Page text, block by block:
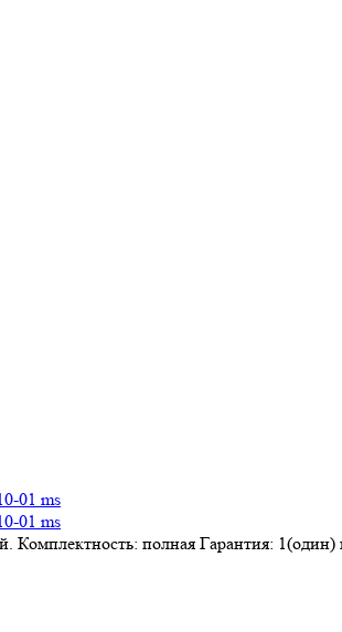
01 ms
01 ms
полная Гарантия: 1(один)